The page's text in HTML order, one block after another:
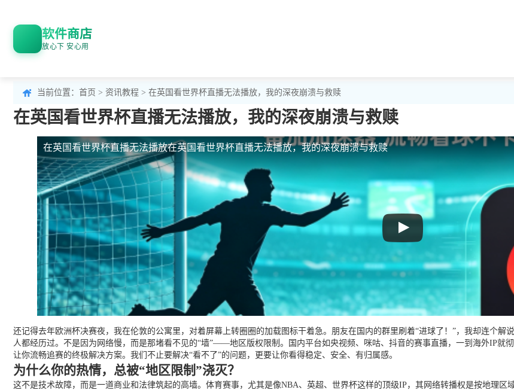
软件商店
放心下 安心用
当前位置： 首页 > 资讯教程 > 在英国看世界杯直播无法播放，我的深夜崩溃与救赎
在英国看世界杯直播无法播放，我的深夜崩溃与救赎
在英国看世界杯直播无法播放在英国看世界杯直播无法播放，我的深夜崩溃与救赎
还记得去年欧洲杯决赛夜，我在伦敦的公寓里，对着屏幕上转圈圈的加载图标干着急。朋友在国内的群里刷着“进球了！”，我却连个
人都经历过。不是因为网络慢，而是那堵看不见的“墙”——地区版权限制。国内平台如央视频、咪咕、抖音的赛事直播，一到海外IP就
让你流畅追赛的终极解决方案。我们不止要解决“看不了”的问题，更要让你看得稳定、安全、有归属感。
为什么你的热情，总被“地区限制”浇灭？
这不是技术故障，而是一道商业和法律筑起的高墙。体育赛事，尤其是像NBA、英超、世界杯这样的顶级IP，其网络转播权是按地理